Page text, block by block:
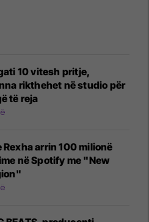
10 vitesh pritje,
rikthehet në studio për
të reja
Rexha arrin 100 milionë
në Spotify me "New